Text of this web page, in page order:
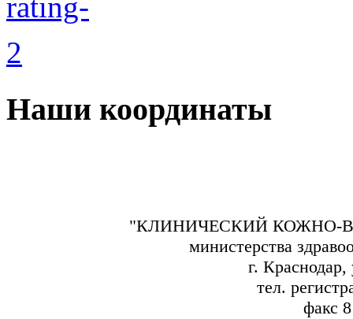
Наши координаты
"КЛИНИЧЕСКИЙ КОЖНО-
министерства
г.
тел.
факс